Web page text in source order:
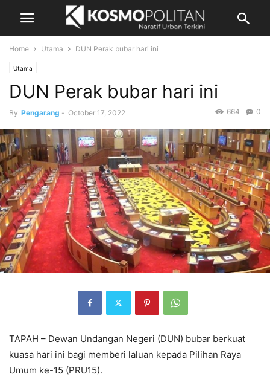
Home Utama DUN Perak bubar hari ini
Utama
DUN Perak bubar hari ini
By Pengarang - October 17, 2022 0
664
TAPAH – Dewan Undangan Negeri (DUN) bubar berkuat
kuasa hari ini bagi memberi laluan kepada Pilihan Raya
Umum ke-15 (PRU15).